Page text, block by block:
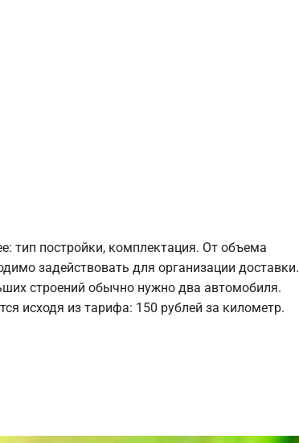
тип постройки, комплектация. От объема
задействовать для организации доставки.
строений обычно нужно два автомобиля.
исходя из тарифа: 150 рублей за километр.